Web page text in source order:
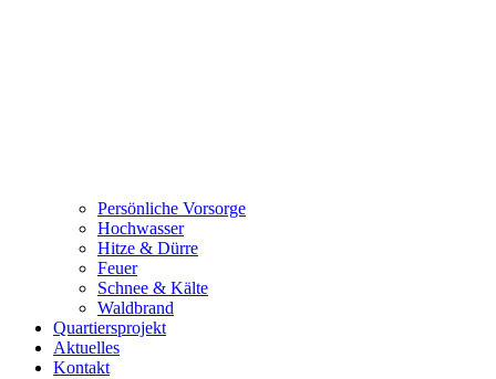
Persönliche Vorsorge
Hochwasser
Hitze & Dürre
Feuer
Schnee & Kälte
Waldbrand
Quartiersprojekt
Aktuelles
Kontakt